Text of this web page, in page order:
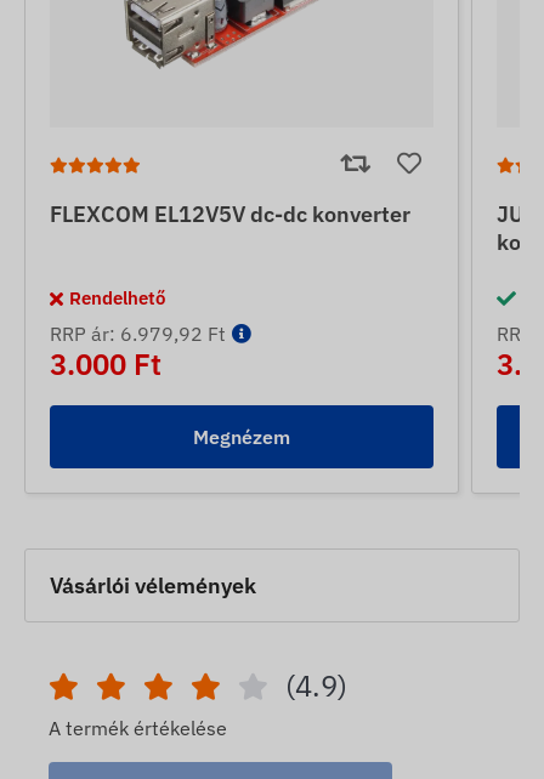
FLEXCOM EL12V5V dc-dc konverter
Rendelhető
RRP ár: 6.979,92 Ft
3.000 Ft
Megnézem
RRP
Vásárlói vélemények
(4.9)
A termék értékelése